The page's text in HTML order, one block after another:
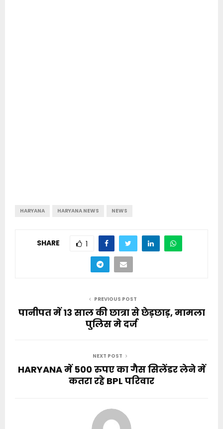
HARYANA HARYANA NEWS NEWS
SHARE 1
PREVIOUS POST
पानीपत में 13 साल की छात्रा से छेड़छाड़, मामला
पुलिस मे दर्ज
NEXT POST
HARYANA में 500 रुपए का गैस सिलेंडर लेने में
कतरा रहे BPL परिवार